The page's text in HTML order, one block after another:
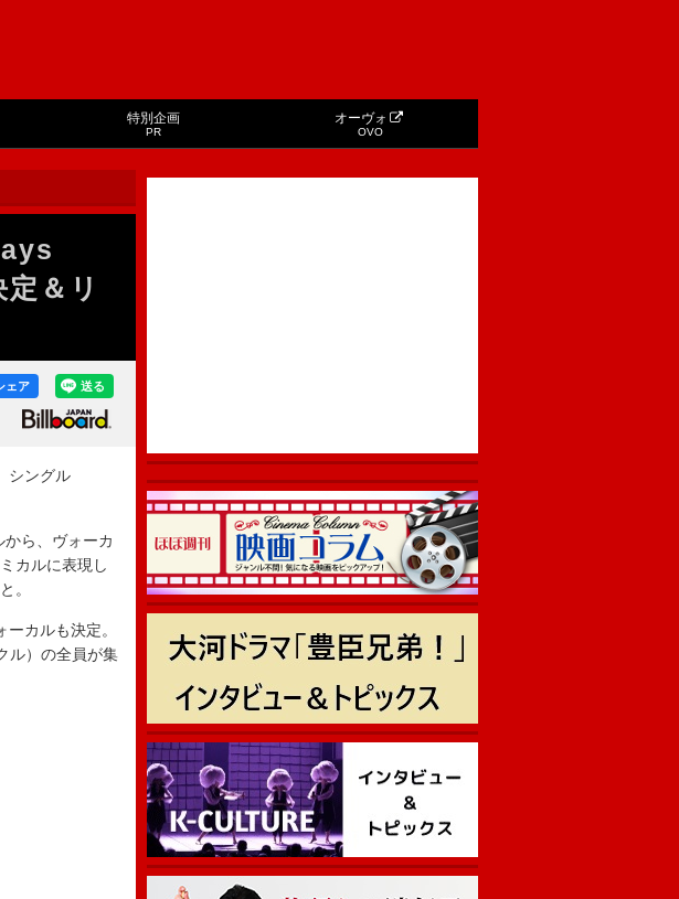
特別企画
PR
オーヴォ
OVO
＆リ
送る
ェア
シングル
ら、ヴォーカ
カルに表現し
。
カルも決定。
ル）の全員が集